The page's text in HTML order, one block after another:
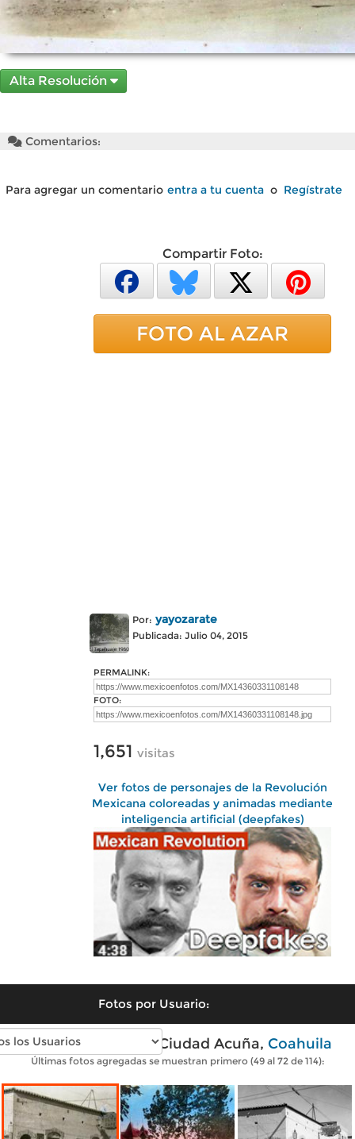
Alta Resolución
Comentarios:
Para agregar un comentario entra a tu cuenta o Regístrate
Compartir Foto:
FOTO AL AZAR
Por: yayozarate
Publicada: Julio 04, 2015
PERMALINK:
FOTO:
1,651 visitas
Ver fotos de personajes de la Revolución
Mexicana coloreadas y animadas mediante
inteligencia artificial (deepfakes)
Fotos por Usuario:
Fotos antiguas de Ciudad Acuña, Coahuila
Últimas fotos agregadas se muestran primero (49 al 72 de 114):